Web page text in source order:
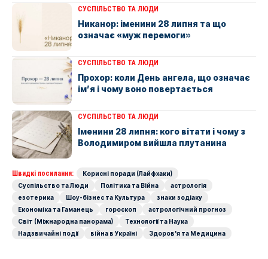
СУСПІЛЬСТВО ТА ЛЮДИ
Никанор: іменини 28 липня та що
означає «муж перемоги»
СУСПІЛЬСТВО ТА ЛЮДИ
Прохор: коли День ангела, що означає
ім’я і чому воно повертається
СУСПІЛЬСТВО ТА ЛЮДИ
Іменини 28 липня: кого вітати і чому з
Володимиром вийшла плутанина
Швидкі посилання:
Корисні поради (Лайфхаки)
Суспільство та Люди
Політика та Війна
астрологія
езотерика
Шоу-бізнес та Культура
знаки зодіаку
Економіка та Гаманець
гороскоп
астрологічний прогноз
Світ (Міжнародна панорама)
Технології та Наука
Надзвичайні події
війна в Україні Здоров'я та Медицина